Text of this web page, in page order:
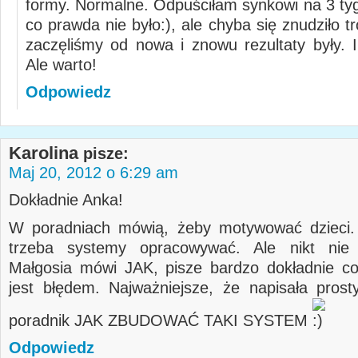
formy. Normalne. Odpuściłam synkowi na 3
co prawda nie było:), ale chyba się znudziło
zaczęliśmy od nowa i znowu rezultaty były.
Ale warto!
Odpowiedz
Karolina pisze:
Maj 20, 2012 o 6:29 am
Dokładnie Anka!
W poradniach mówią, żeby motywować
trzeba systemy opracowywać. Ale nikt
Małgosia mówi JAK, pisze bardzo dokładnie
jest błędem. Najważniejsze, że napisała
poradnik JAK ZBUDOWAĆ TAKI SYSTEM
Odpowiedz